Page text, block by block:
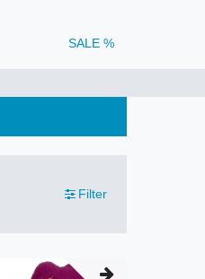
SALE %
Filter